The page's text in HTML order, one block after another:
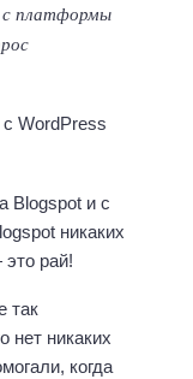
с платформы
Blogspot и с
никаких
рай!
так
нет никаких
когда